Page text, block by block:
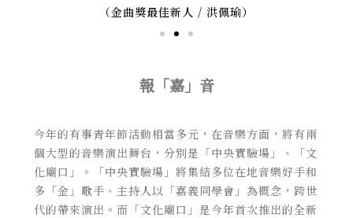
（金曲獎最佳新人 / 洪佩瑜）
報「嘉」音
今年的有事青年節活動相當多元，在音樂方面，將有兩
個大型的音樂演出舞台，分別是「中央實驗場」、「文
化廟口」。「中央實驗場」將集結多位在地音樂好手和
多「金」歌手、主持人以「嘉義同學會」為概念，跨世
代的帶來演出。而「文化廟口」是今年首次推出的全新